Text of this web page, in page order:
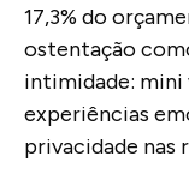
17,3% do
ostentação
intimidade: mini
experiências
privacidade nas